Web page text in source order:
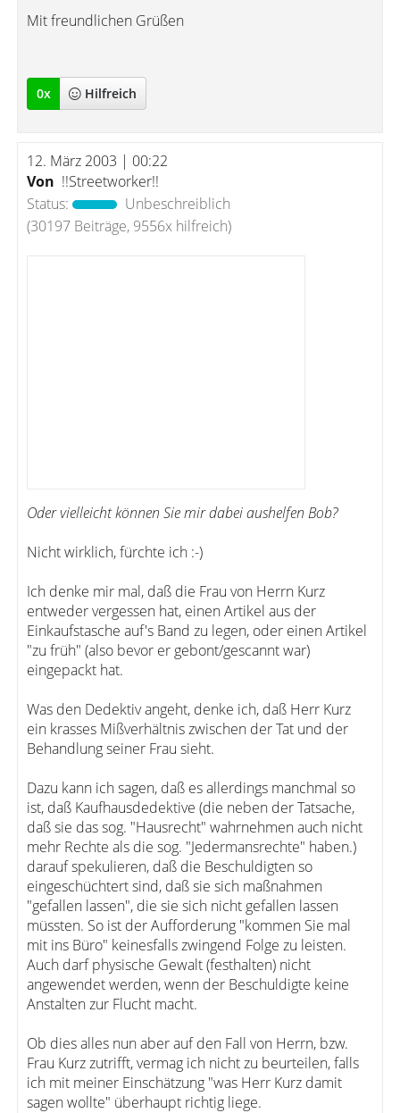
Mit freundlichen Grüßen
0x Hilfreich
12. März 2003 | 00:22
Von !!Streetworker!!
Status:
Unbeschreiblich
(30197 Beiträge, 9556x hilfreich)
Oder vielleicht können Sie mir dabei aushelfen Bob?
Nicht wirklich, fürchte ich :-)
Ich denke mir mal, daß die Frau von Herrn Kurz
entweder vergessen hat, einen Artikel aus der
Einkaufstasche auf's Band zu legen, oder einen Artikel
"zu früh" (also bevor er gebont/gescannt war)
eingepackt hat.
Was den Dedektiv angeht, denke ich, daß Herr Kurz
ein krasses Mißverhältnis zwischen der Tat und der
Behandlung seiner Frau sieht.
Dazu kann ich sagen, daß es allerdings manchmal so
ist, daß Kaufhausdedektive (die neben der Tatsache,
daß sie das sog. "Hausrecht" wahrnehmen auch nicht
mehr Rechte als die sog. "Jedermansrechte" haben.)
darauf spekulieren, daß die Beschuldigten so
eingeschüchtert sind, daß sie sich maßnahmen
"gefallen lassen", die sie sich nicht gefallen lassen
müssten. So ist der Aufforderung "kommen Sie mal
mit ins Büro" keinesfalls zwingend Folge zu leisten.
Auch darf physische Gewalt (festhalten) nicht
angewendet werden, wenn der Beschuldigte keine
Anstalten zur Flucht macht.
Ob dies alles nun aber auf den Fall von Herrn, bzw.
Frau Kurz zutrifft, vermag ich nicht zu beurteilen, falls
ich mit meiner Einschätzung "was Herr Kurz damit
sagen wollte" überhaupt richtig liege.